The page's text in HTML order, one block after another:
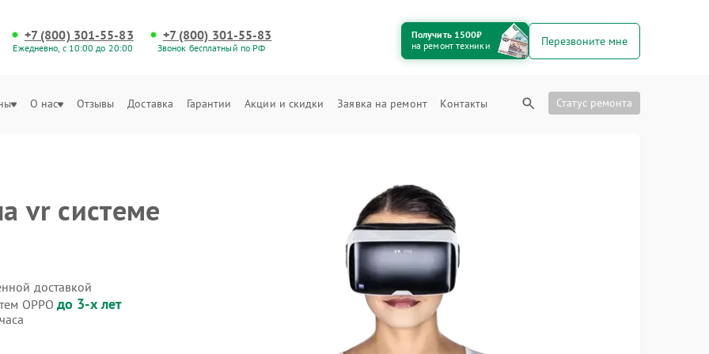
+7 (800) 301-55-83
Ежедневно, с 10:00 до 20:00
+7 (800) 301-55-83
Звонок бесплатный по РФ
Получить 1500₽
на ремонт техники
Перезвоните мне
О нас Отзывы Доставка Гарантии Акции и скидки Заявка на ремонт Контакты Статус ремонта
vr системе
доставкой
OPPO до 3-х лет